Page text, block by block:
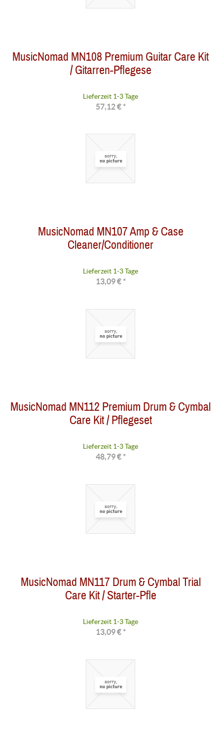
MusicNomad MN108 Premium Guitar Care Kit
/ Gitarren-Pflegese
Lieferzeit 1-3 Tage
57,12 € *
MusicNomad MN107 Amp & Case
Cleaner/Conditioner
Lieferzeit 1-3 Tage
13,09 € *
MusicNomad MN112 Premium Drum & Cymbal
Care Kit / Pflegeset
Lieferzeit 1-3 Tage
48,79 € *
MusicNomad MN117 Drum & Cymbal Trial
Care Kit / Starter-Pfle
Lieferzeit 1-3 Tage
13,09 € *